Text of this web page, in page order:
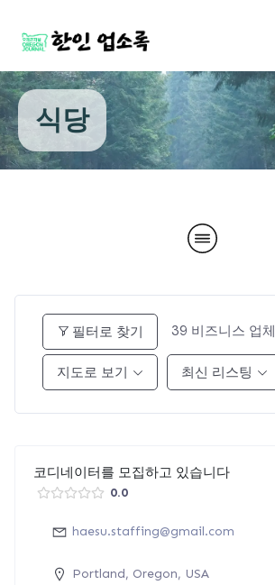
식당
필터로 찾기 39 비즈니스 업체
지도로 보기 최신 리스팅
코디네이터를 모집하고 있습니다
0.0
haesu.staffing@gmail.com
Portland, Oregon, USA